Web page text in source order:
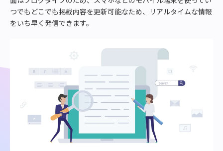
つでもどこでも掲載内容を更新可能なため、リアルタイムな情報
をいち早く発信できます。